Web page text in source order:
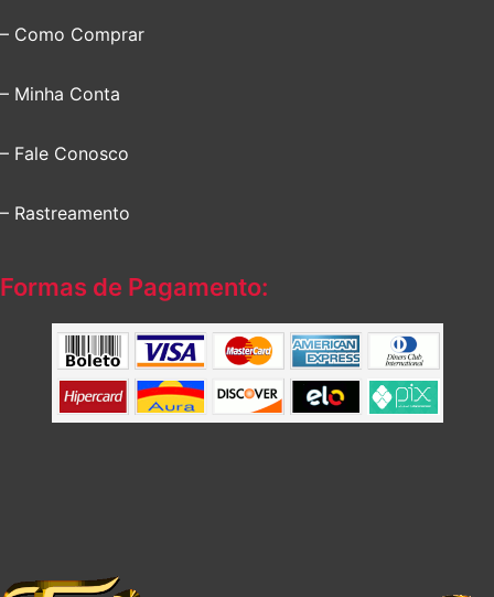
– Como Comprar
– Minha Conta
– Fale Conosco
– Rastreamento
Formas de Pagamento: